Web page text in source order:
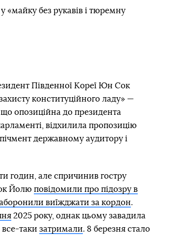
«майку без рукавів і тюремну
Південної Кореї Юн Сок
конституційного ладу» —
опозиційна до президента
відхилила пропозицію
державному аудитору і
годин, але спричинив гостру
Йолю повідомили про підозру в
виїжджати за кордон.
2025 року, однак цьому завадила
все-таки затримали. 8 березня стало